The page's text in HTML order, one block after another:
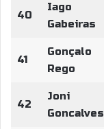
40
Iago
Gabeiras
41
Gonçalo
Rego
42
Joni
Goncalves